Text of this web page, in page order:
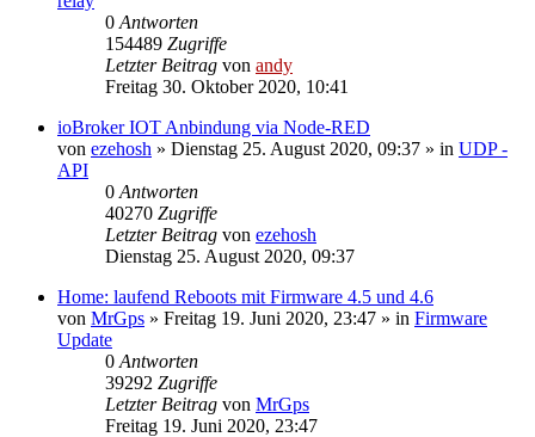
0 Antworten
154489 Zugriffe
Letzter Beitrag von andy
Freitag 30. Oktober 2020, 10:41
ioBroker IOT Anbindung via Node-RED
von ezehosh » Dienstag 25. August 2020, 09:37 » in UDP -
API
0 Antworten
40270 Zugriffe
Letzter Beitrag von ezehosh
Dienstag 25. August 2020, 09:37
Home: laufend Reboots mit Firmware 4.5 und 4.6
von MrGps » Freitag 19. Juni 2020, 23:47 » in Firmware
Update
0 Antworten
39292 Zugriffe
Letzter Beitrag von MrGps
Freitag 19. Juni 2020, 23:47